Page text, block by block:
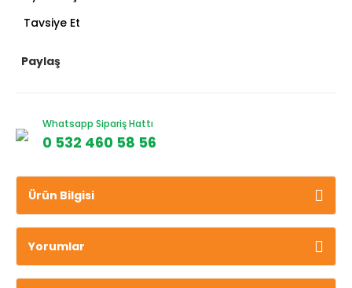
Tavsiye Et
Paylaş
Whatsapp Sipariş Hattı
0 532 460 58 56
Ürün Bilgisi
Yorumlar